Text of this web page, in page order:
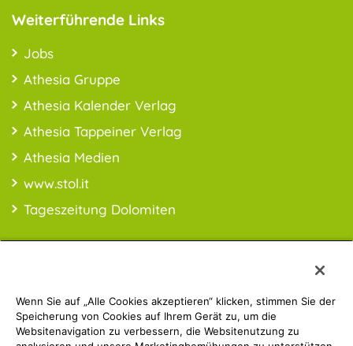
Weiterführende Links
Jobs
Athesia Gruppe
Athesia Kalender Verlag
Athesia Tappeiner Verlag
Athesia Medien
www.stol.it
Tageszeitung Dolomiten
PREISINFO:* Alle Preise inkl. MwSt., ggfl. zzgl. Versandkosten
Wenn Sie auf „Alle Cookies akzeptieren“ klicken, stimmen Sie der
Speicherung von Cookies auf Ihrem Gerät zu, um die
Websitenavigation zu verbessern, die Websitenutzung zu